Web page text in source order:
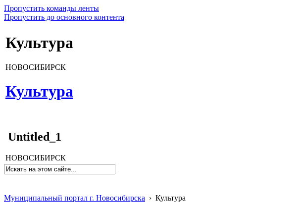
Пропустить команды ленты
Пропустить до основного контента
Культура
НОВОСИБИРСК
Культура
Untitled_1
НОВОСИБИРСК
Муниципальный портал г. Новосибирска › Культура